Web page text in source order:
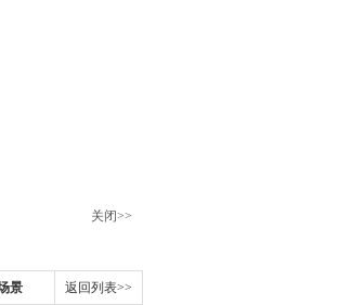
关闭>>
景 返回列表>>